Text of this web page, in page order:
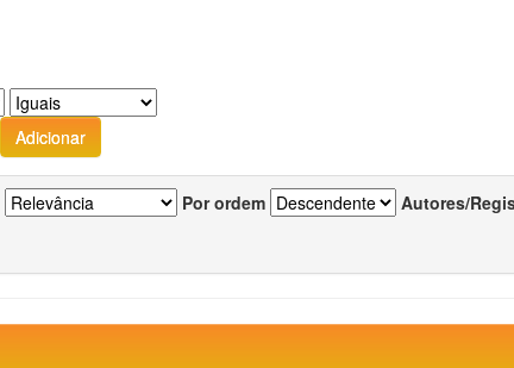
Por ordem Autores/